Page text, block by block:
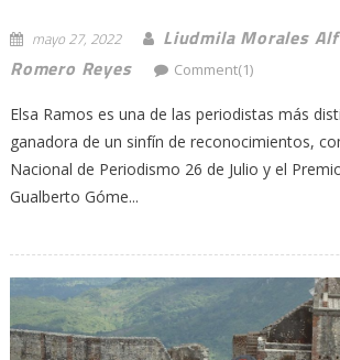
mayo 27, 2022
Liudmila Morales
Romero Reyes
Comment(1)
Elsa Ramos es una de las periodistas más
ganadora de un sinfín de reconocimientos,
Nacional de Periodismo 26 de Julio y el
Gualberto Góme...